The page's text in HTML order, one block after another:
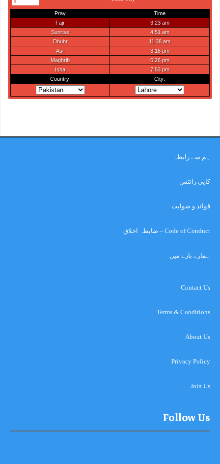
ہم سے رابطہ
کاپی رائٹس
قوائد و ضوابت
Code of Conduct – ضابطہ اخلاق
ہمارے بارے میں
Contact Us
Terms & Conditions
About Us
Privacy Policy
Join Us
Follow Us